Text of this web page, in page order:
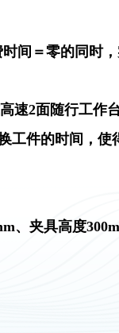
间＝零的同时，
速2面随行工作
工件的时间，
、夹具高度